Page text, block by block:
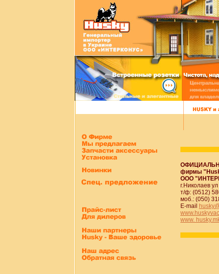
фирмы
ООО
г.Николаев
т/ф: (0512)
моб.: (050)
E-mail
www.